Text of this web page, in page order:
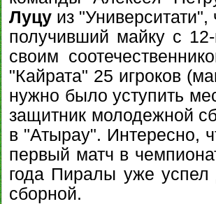
Луцу из "Университати",
получивший майку с
своим
"Кайрата" 25 игроков
нужно было уступить
защитник молодежной
в "Атырау". Интересно,
первый матч в
года Пиралы уже успел
сборной.